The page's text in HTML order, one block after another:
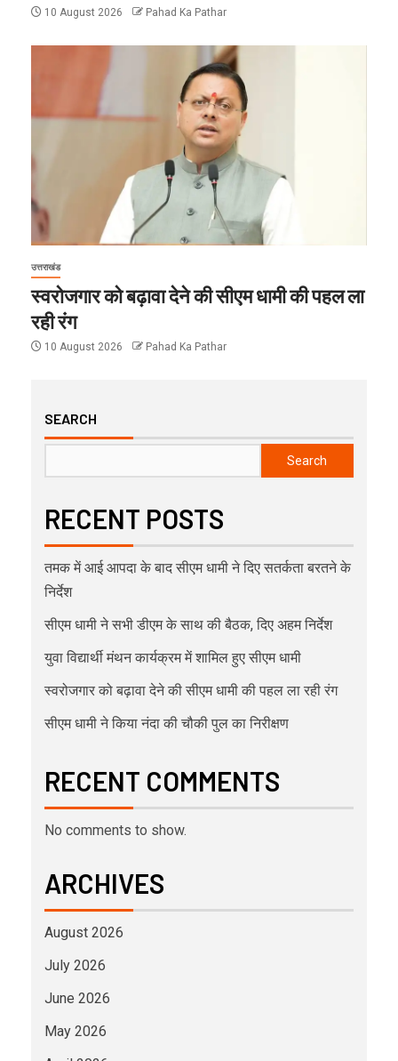
10 August 2026 Pahad Ka Pathar
उत्तराखंड
स्वरोजगार को बढ़ावा देने की सीएम धामी की पहल ला
रही रंग
10 August 2026 Pahad Ka Pathar
SEARCH
Search
RECENT POSTS
तमक में आई आपदा के बाद सीएम धामी ने दिए सतर्कता बरतने के
निर्देश
सीएम धामी ने सभी डीएम के साथ की बैठक, दिए अहम निर्देश
युवा विद्यार्थी मंथन कार्यक्रम में शामिल हुए सीएम धामी
स्वरोजगार को बढ़ावा देने की सीएम धामी की पहल ला रही रंग
सीएम धामी ने किया नंदा की चौकी पुल का निरीक्षण
RECENT COMMENTS
No comments to show.
ARCHIVES
August 2026
July 2026
June 2026
May 2026